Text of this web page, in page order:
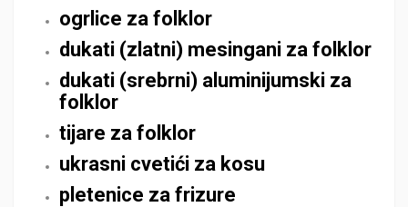
ogrlice za folklor
dukati (zlatni) mesingani za folklor
dukati (srebrni) aluminijumski za
folklor
tijare za folklor
ukrasni cvetići za kosu
pletenice za frizure